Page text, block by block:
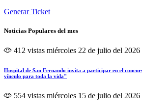
Generar Ticket
Noticias Populares del mes
412 vistas miércoles 22 de julio del 2026
Hospital de San Fernando invita a participar en el
vínculo para toda la vida"
554 vistas miércoles 15 de julio del 2026